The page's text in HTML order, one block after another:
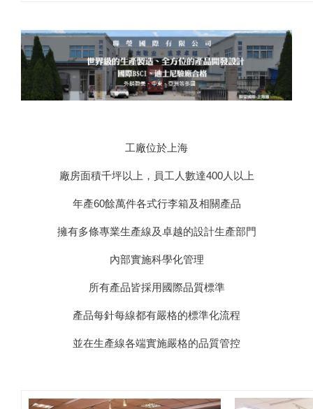
工廠位於上海
廠房面積千坪以上，員工人數達400人以上
年產60餘萬件各式行李箱及相關產品
擁有多條專業生產線及卓越的設計生產部門
內部實施科學化管理
所有產品皆採用國際品質標準
產品每針每線都有嚴格的標準化流程
並在生產線各端實施嚴格的品質管控